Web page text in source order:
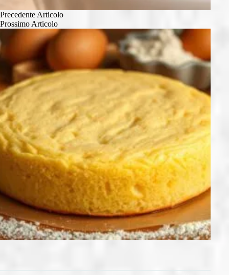
PrecedenteArticolo
ProssimoArticolo